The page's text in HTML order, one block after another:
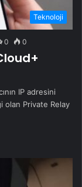
Teknoloji
0 0
IP adresini
olan Private Relay